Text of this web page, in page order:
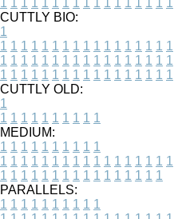
CUTTLY BIO:
1
1 1 1 1 1 1 1 1 1 1 1 1 1 1 1 1 1
1 1 1 1 1 1 1 1 1 1 1 1 1 1 1 1 1
1 1 1 1 1 1 1 1 1 1 1 1 1 1 1 1 1
CUTTLY OLD:
1
1 1 1 1 1 1 1 1 1 1
MEDIUM:
1 1 1 1 1 1 1 1 1 1
1 1 1 1 1 1 1 1 1 1 1 1 1 1 1 1 1
1 1 1 1 1 1 1 1 1 1 1 1 1 1 1 1
PARALLELS:
1 1 1 1 1 1 1 1 1 1